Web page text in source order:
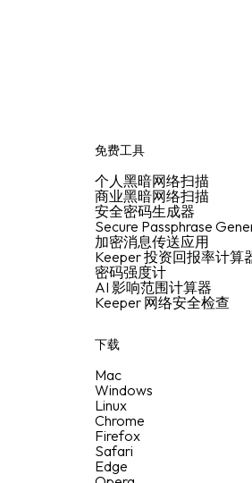
免费工具
个人黑暗网络扫描
商业黑暗网络扫描
安全密码生成器
Secure Passphrase
加密消息传送应用
Keeper 投资回报率计算
密码强度计
AI 影响范围计算器
Keeper 网络安全检查
下载
Mac
Windows
Linux
Chrome
Firefox
Safari
Edge